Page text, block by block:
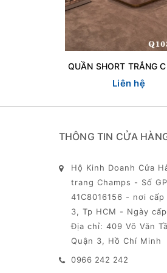
Liên hệ
THÔNG TIN CỬA
Hộ Kinh Doanh Cửa
trang Champs - Số
41C8016156 - nơi cấp
3, Tp HCM - Ngày
Địa chỉ: 409 Võ Văn
Quận 3, Hồ Chí Minh
0966 242 242